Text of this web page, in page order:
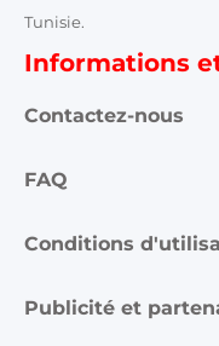
Tunisie.
Informations
Contactez-nous
FAQ
Conditions
Publicité et